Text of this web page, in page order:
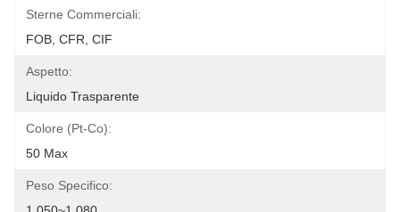
Sterne Commerciali:
FOB, CFR, CIF
Aspetto:
Liquido Trasparente
Colore (Pt-Co):
50 Max
Peso Specifico: